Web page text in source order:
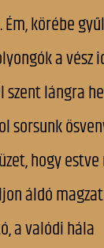
Ím, körébe
a vész
szent lángra
sorsunk
hogy
áldó
a valódi hála